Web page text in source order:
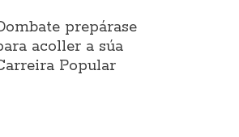
prepárase
acoller a súa
Popular